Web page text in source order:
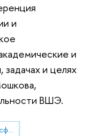
и
и
и целях
ВШЭ.
международное сотрудничество в сфере образования